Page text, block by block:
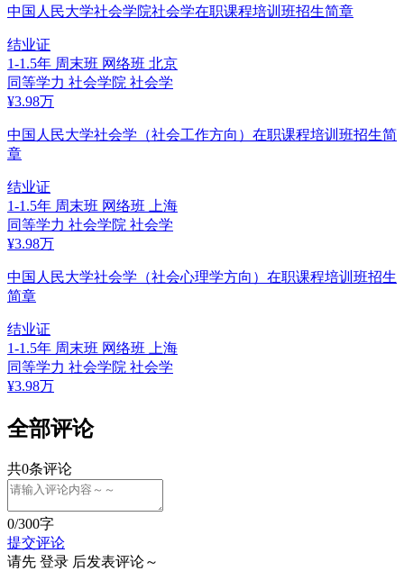
中国人民大学社会学院社会学在职课程培训班招生简章
结业证
1-1.5年 周末班 网络班 北京
同等学力 社会学院 社会学
¥3.98万
中国人民大学社会学（社会工作方向）在职课程培训班招生简
章
结业证
1-1.5年 周末班 网络班
上海
同等学力 社会学院 社会学
¥3.98万
中国人民大学社会学（社会心理学方向）在职课程培训班招生
简章
结业证
1-1.5年 周末班 网络班
上海
同等学力 社会学院 社会学
¥3.98万
全部评论
共0条评论
0/300字
提交评论
请先 登录 后发表评论～